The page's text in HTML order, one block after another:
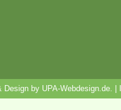
Design by UPA-Webdesign.de.